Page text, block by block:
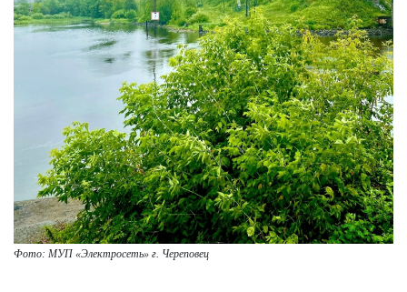
Фото: МУП «Электросеть» г. Череповец